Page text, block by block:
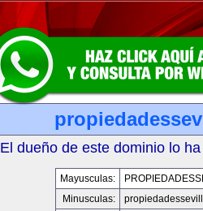
El dueño de este dominio lo
Mayusculas:
Minusculas: